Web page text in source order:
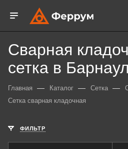
Сварная
сетка в
Главная — Каталог — Сетка —
Сетка сварная кладочная
ФИЛЬТР